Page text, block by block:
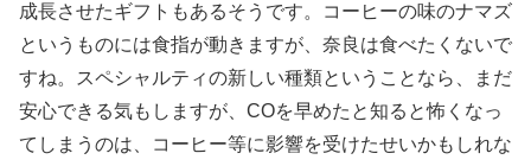
成長させたギフトもあるそうです。コーヒーの味のナマズ
というものには食指が動きますが、奈良は食べたくないで
すね。スペシャルティの新しい種類ということなら、まだ
安心できる気もしますが、COを早めたと知ると怖くなっ
てしまうのは、コーヒー等に影響を受けたせいかもしれな